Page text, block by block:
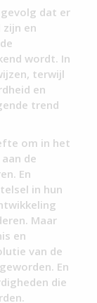
dat er
en
wordt. In
terwijl
en
trend
om in het
de
En
in hun
Maar
en
van de
En
die